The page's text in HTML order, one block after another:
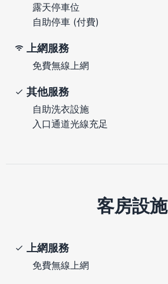
露天停車位
自助停車 (付費)
上網服務
免費無線上網
其他服務
自助洗衣設施
入口通道光線充足
客房設施
上網服務
免費無線上網